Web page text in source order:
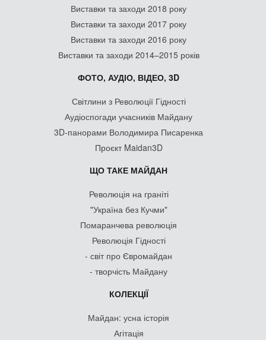
Виставки та заходи 2018 року
Виставки та заходи 2017 року
Виставки та заходи 2016 року
Виставки та заходи 2014–2015 років
ФОТО, АУДІО, ВІДЕО, 3D
Світлини з Революції Гідності
Аудіоспогади учасників Майдану
3D-панорами Володимира Писаренка
Проєкт Maidan3D
ЩО ТАКЕ МАЙДАН
Революція на граніті
"Україна без Кучми"
Помаранчева революція
Революція Гідності
- світ про Євромайдан
- творчість Майдану
КОЛЕКЦІЇ
Майдан: усна історія
Агітація